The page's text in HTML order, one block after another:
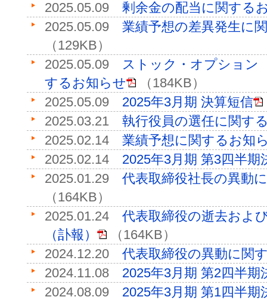
2025.05.09 剰余金の配当に関する
2025.05.09 業績予想の差異発生に
（129KB）
2025.05.09 ストック・オプション
するお知らせ
（184KB）
2025.05.09 2025年3月期 決算短信
2025.03.21 執行役員の選任に関す
2025.02.14 業績予想に関するお知
2025.02.14 2025年3月期 第3四半期
2025.01.29 代表取締役社長の異動
（164KB）
2025.01.24 代表取締役の逝去およ
（訃報）
（164KB）
2024.12.20 代表取締役の異動に関
2024.11.08 2025年3月期 第2四半期
2024.08.09 2025年3月期 第1四半期